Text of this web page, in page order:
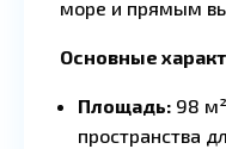
море и прямым
Основные
Площадь: 98
пространства